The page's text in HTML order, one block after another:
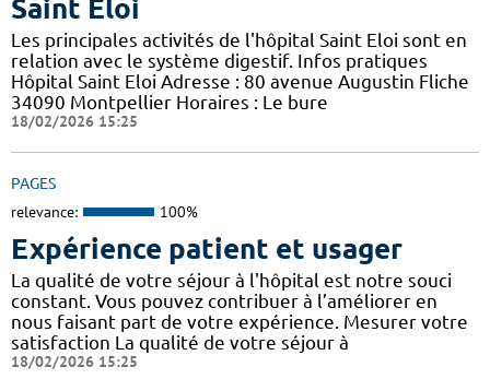
Saint Éloi
Les principales activités de l'hôpital Saint Eloi sont en
relation avec le système digestif. Infos pratiques
Hôpital Saint Eloi Adresse : 80 avenue Augustin Fliche
34090 Montpellier Horaires : Le bure
18/02/2026 15:25
PAGES
relevance: 100%
Expérience patient et usager
La qualité de votre séjour à l'hôpital est notre souci
constant. Vous pouvez contribuer à l’améliorer en
nous faisant part de votre expérience. Mesurer votre
satisfaction La qualité de votre séjour à
18/02/2026 15:25